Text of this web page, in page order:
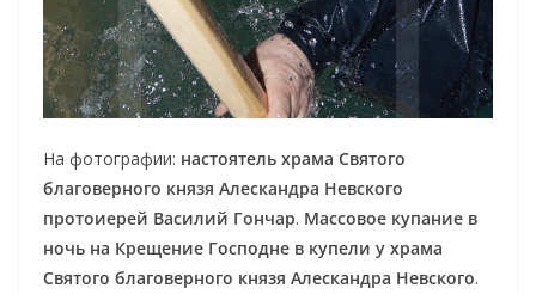
На фотографии: настоятель храма Святого
благоверного князя Алескандра Невского
протоиерей Василий Гончар. Массовое купание в
ночь на Крещение Господне в купели у храма
Святого благоверного князя Алескандра Невского.